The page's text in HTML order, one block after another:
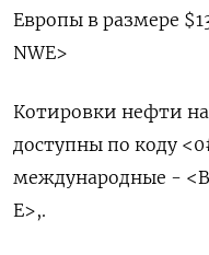
Европы в размере
NWE>
Котировки нефти
доступны по коду
международные -
E>,.